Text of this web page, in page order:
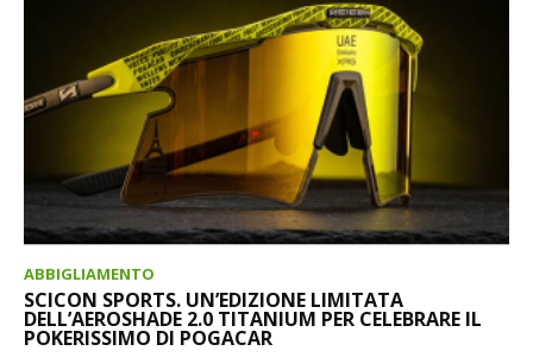
ABBIGLIAMENTO
SCICON SPORTS. UN’EDIZIONE LIMITATA
DELL’AEROSHADE 2.0 TITANIUM PER CELEBRARE IL
POKERISSIMO DI POGACAR